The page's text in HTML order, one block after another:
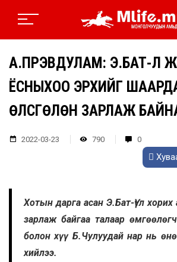
А.ПҮРЭВДУЛАМ: Э.БАТ-ҮҮЛ
ЁСНЫХОО ЭРХИЙГ
ӨЛСГӨЛӨН ЗАРЛАЖ
2022-03-23 790 0
Хотын дарга асан Э.Бат-Үүл хорих
зарлаж байгаа талаар
болон хүү Б.Чулуудай нар нь
хийлээ.